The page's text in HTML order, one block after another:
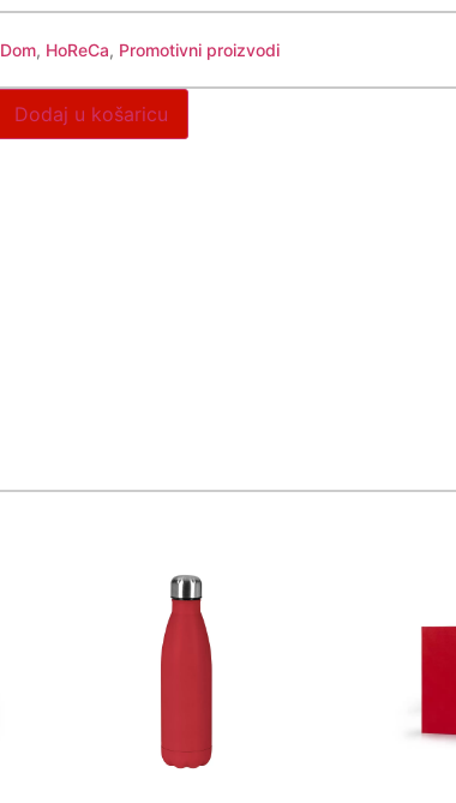
Dom, HoReCa, Promotivni proizvodi
Dodaj u košaricu